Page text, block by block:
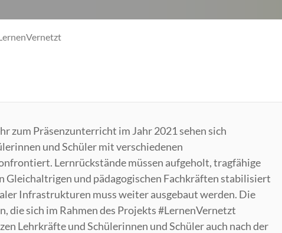
zum Präsenzunterricht im Jahr 2021 sehen sich
und Schüler mit verschiedenen
Lernrückstände müssen aufgeholt, tragfähige
Gleichaltrigen und pädagogischen Fachkräften stabilisiert
Infrastrukturen muss weiter ausgebaut werden. Die
die sich im Rahmen des Projekts #LernenVernetzt
Lehrkräfte und Schülerinnen und Schüler auch nach der